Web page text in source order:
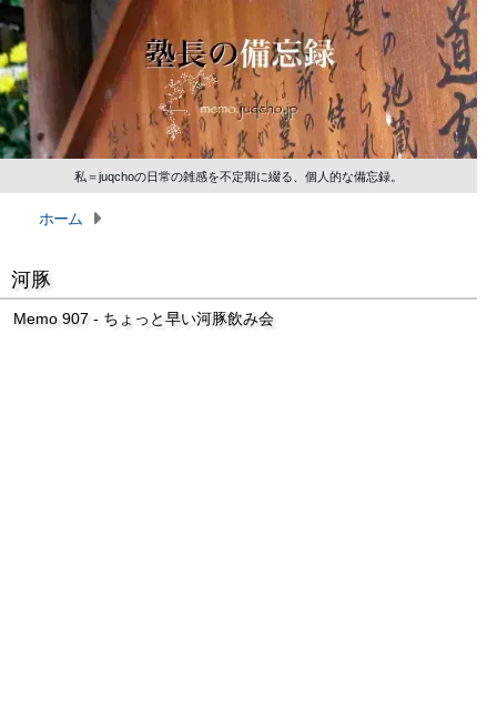
私＝juqchoの日常の雑感を不定期に綴る、個人的な備忘録。
ホーム
河豚
Memo 907 - ちょっと早い河豚飲み会